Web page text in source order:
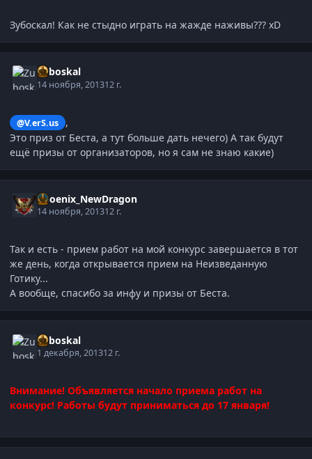
Зубоскал! Как не стыдно играть на жажде наживы??? xD
Zuboskal
14 ноября, 201312 г.
@V.erS.us
,
Это приз от Беста, а тут больше дать нечего) А так будут
ещё призы от организаторов, но я сам не знаю какие)
Phoenix_NewDragon
14 ноября, 201312 г.
Так и есть - прием работ на мой конкурс завершается в тот
же день, когда открывается прием на Неизведанную
Готику...
А вообще, спасибо за инфу и призы от Беста.
Zuboskal
1 декабря, 201312 г.
Внимание! Объявляется начало приема работ на
конкурс! Работы будут приниматься до 17 января!